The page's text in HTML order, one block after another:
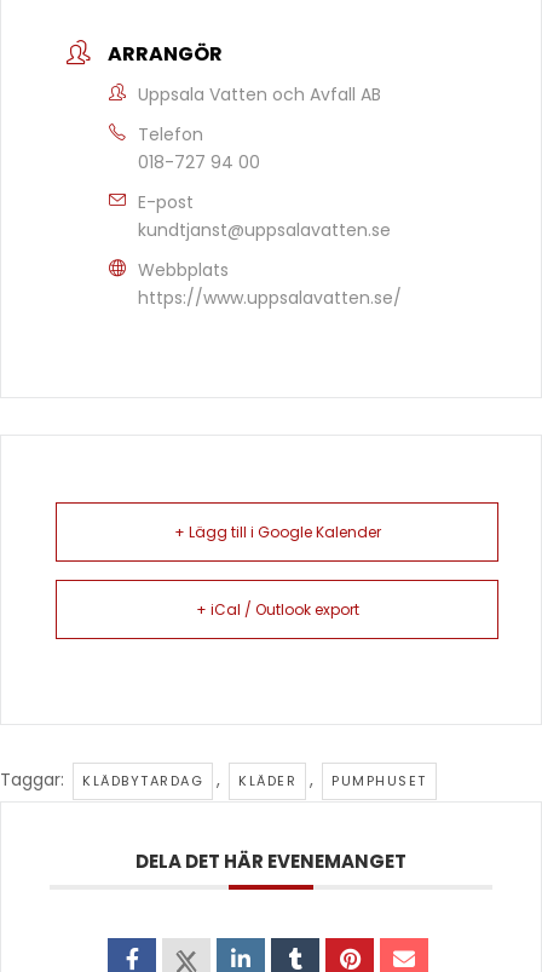
ARRANGÖR
Uppsala Vatten och Avfall AB
Telefon
018-727 94 00
E-post
kundtjanst@uppsalavatten.se
Webbplats
https://www.uppsalavatten.se/
+ Lägg till i Google Kalender
+ iCal / Outlook export
Taggar: KLÄDBYTARDAG , KLÄDER , PUMPHUSET
DELA DET HÄR EVENEMANGET